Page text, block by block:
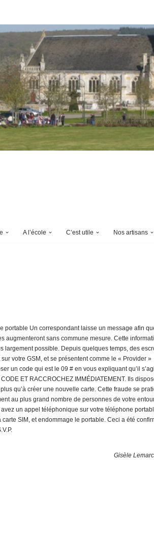
A l’école C’est utile Nos artisans
portable Un correspondant laisse un message afin
augmenteront sans commune mesure. Cette
largement possible. Depuis quelques temps, des
votre GSM, et se présentent comme le « Provider »
un code qui est le 09 # en vous expliquant qu’il
ET RACCROCHEZ IMMÉDIATEMENT. Ils
qu’à créer une nouvelle carte. Cette fraude se
au plus grand nombre de personnes de votre
un appel téléphonique sur votre téléphone
SIM, et endommage le portable. Ceci a été
Gisèle